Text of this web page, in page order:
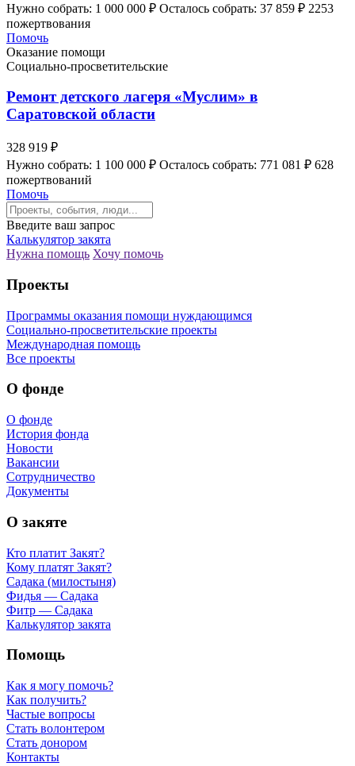
Нужно собрать: 1 000 000 ₽ Осталось собрать: 37 859 ₽ 2253
пожертвования
Помочь
Оказание помощи
Социально-просветительские
Ремонт детского лагеря «Муслим» в
Саратовской области
328 919 ₽
Нужно собрать: 1 100 000 ₽ Осталось собрать: 771 081 ₽ 628
пожертвований
Помочь
Введите ваш запрос
Калькулятор закята
Нужна помощь Хочу помочь
Проекты
Программы оказания помощи нуждающимся
Социально-просветительские проекты
Международная помощь
Все проекты
О фонде
О фонде
История фонда
Новости
Вакансии
Сотрудничество
Документы
О закяте
Кто платит Закят?
Кому платят Закят?
Садака (милостыня)
Фидья — Садака
Фитр — Садака
Калькулятор закята
Помощь
Как я могу помочь?
Как получить?
Частые вопросы
Стать волонтером
Стать донором
Контакты